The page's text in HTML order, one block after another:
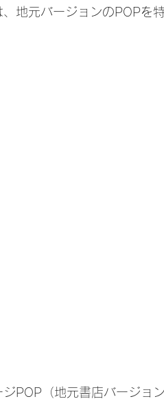
地元バージョンのPOPを
POP（地元書店バージョン